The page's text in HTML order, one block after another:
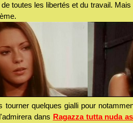
toutes les libertés et du travail.
tourner quelques gialli pour
dans Ragazza tutta nuda